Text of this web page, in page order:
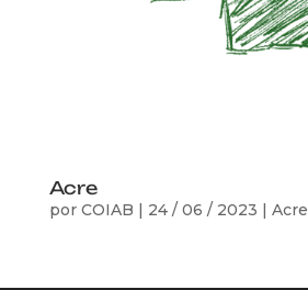
Acre
por COIAB 24 / 06 / 2023 Acre